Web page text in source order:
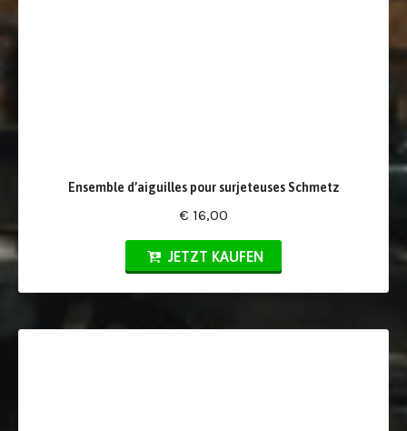
Ensemble d’aiguilles pour surjeteuses Schmetz
€ 16,00
JETZT KAUFEN